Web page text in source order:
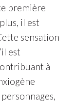
première
il est
sensation
est
à